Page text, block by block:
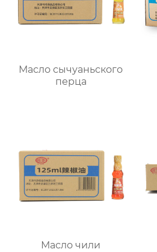
Масло сычуаньского
перца
Масло чили